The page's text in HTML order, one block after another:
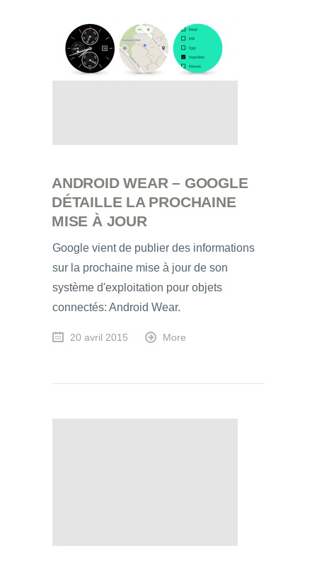
ANDROID WEAR – GOOGLE
DÉTAILLE LA PROCHAINE
MISE À JOUR
Google vient de publier des informations
sur la prochaine mise à jour de son
système d'exploitation pour objets
connectés: Android Wear.
20 avril 2015 More